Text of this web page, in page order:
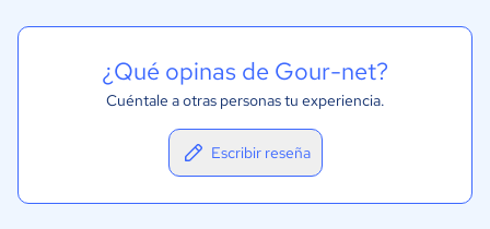
¿Qué opinas de Gour-net?
Cuéntale a otras personas tu experiencia.
Escribir reseña